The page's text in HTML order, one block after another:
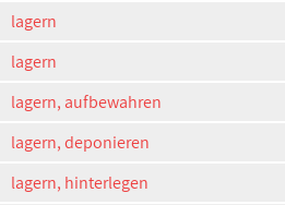
lagern
lagern
lagern, aufbewahren
lagern, deponieren
lagern, hinterlegen